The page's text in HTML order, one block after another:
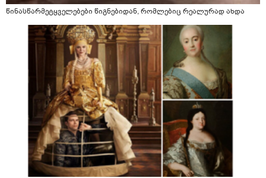
წინასწარმეტყველებები წიგნებიდან, რომლებიც რეალურად ახდა